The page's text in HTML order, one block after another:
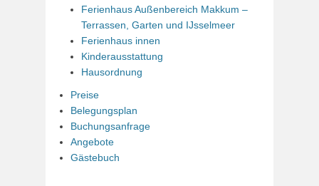
Ferienhaus Außenbereich Makkum –
Terrassen, Garten und IJsselmeer
Ferienhaus innen
Kinderausstattung
Hausordnung
Preise
Belegungsplan
Buchungsanfrage
Angebote
Gästebuch